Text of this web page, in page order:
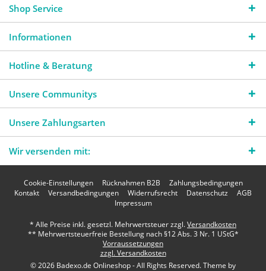
Shop Service
Informationen
Hotline & Beratung
Unsere Communitys
Unsere Zahlungsarten
Wir versenden mit:
Cookie-Einstellungen Rücknahmen B2B
Zahlungsbedingungen
Kontakt
Versandbedingungen Widerrufsrecht Datenschutz
AGB
Impressum
* Alle Preise inkl. gesetzl. Mehrwertsteuer zzgl.Versandkosten
** Mehrwertsteuerfreie Bestellung nach §12 Abs. 3 Nr. 1 UStG*
Vorraussetzungen
zzgl. Versandkosten
© 2026 Badexo.de Onlineshop - All Rights Reserved. Theme by